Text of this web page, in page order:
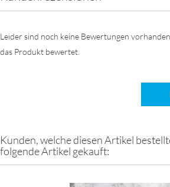
Leider sind noch keine Bewertungen
das Produkt bewertet.
Kunden, welche diesen Artikel
folgende Artikel gekauft: